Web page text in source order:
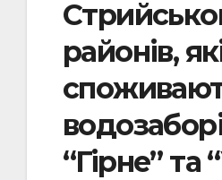
районів,
“Гірне” та